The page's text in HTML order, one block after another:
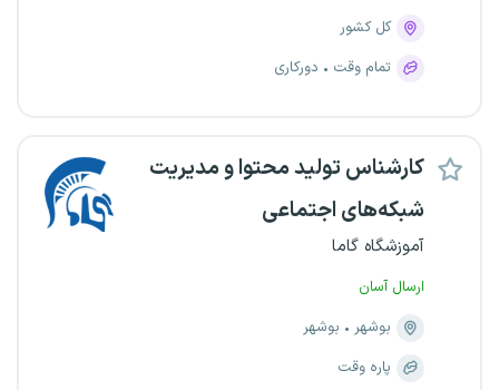
کل کشور
تمام وقت
دورکاری
کارشناس تولید محتوا و مدیریت
شبکه‌های اجتماعی
آموزشگاه گاما
ارسال آسان
بوشهر
بوشهر
پاره وقت